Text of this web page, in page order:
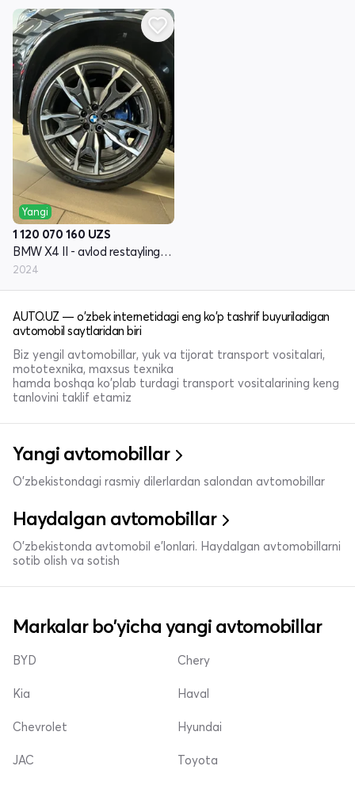
Yangi
1 120 070 160 UZS
BMW X4 II - avlod restayling (G02)
2024
AUTO.UZ — o'zbek internetidagi eng ko'p tashrif buyuriladigan
avtomobil saytlaridan biri
Biz yengil avtomobillar, yuk va tijorat transport vositalari,
mototexnika, maxsus texnika
hamda boshqa ko'plab turdagi transport vositalarining keng
tanlovini taklif etamiz
Yangi avtomobillar
O'zbekistondagi rasmiy dilerlardan salondan avtomobillar
Haydalgan avtomobillar
O'zbekistonda avtomobil e’lonlari. Haydalgan avtomobillarni
sotib olish va sotish
Markalar bo'yicha yangi avtomobillar
BYD
Kia
Chevrolet
Chery
Haval
Hyundai
JAC Toyota